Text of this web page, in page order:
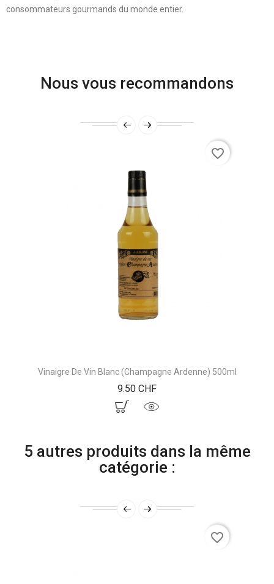
consommateurs gourmands du monde entier.
Nous vous recommandons
Vinaigre De Vin Blanc (Champagne Ardenne) 500ml
9.50 CHFPrix
favorite_border
5 autres produits dans la même
catégorie :
favorite_border